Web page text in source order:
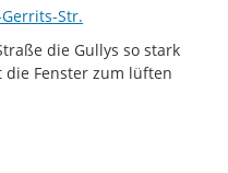
Str.
die Gullys so stark
Fenster zum lüften